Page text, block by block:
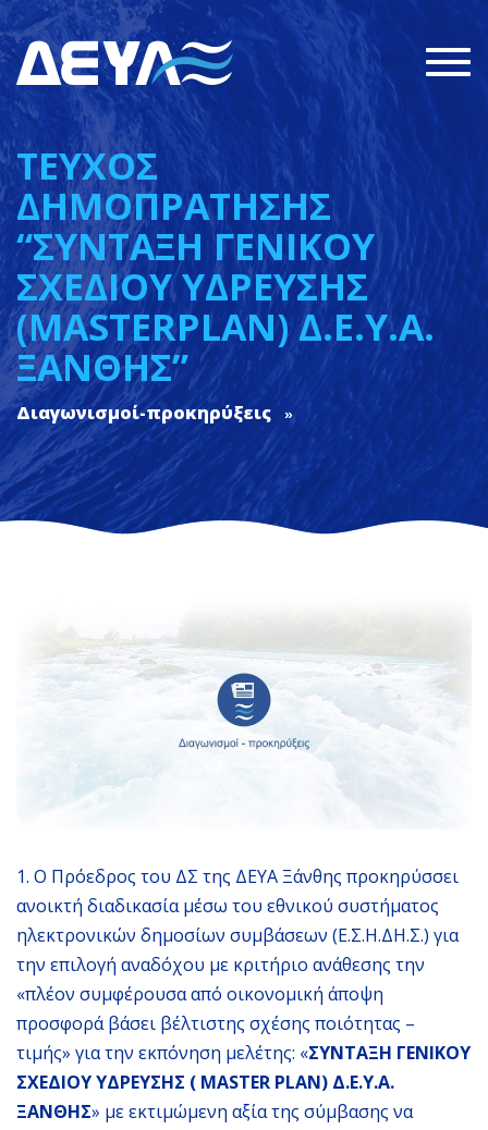
ΤΕΥΧΟΣ
ΔΗΜΟΠΡΑΤΗΣΗΣ
“ΣΥΝΤΑΞΗ ΓΕΝΙΚΟΥ
ΣΧΕΔΙΟΥ ΥΔΡΕΥΣΗΣ
(MASTERPLAN) Δ.Ε.Υ.Α.
ΞΑΝΘΗΣ”
Διαγωνισμοί-προκηρύξεις
1. Ο Πρόεδρος του ΔΣ της ΔΕΥΑ Ξάνθης προκηρύσσει
ανοικτή διαδικασία μέσω του εθνικού συστήματος
ηλεκτρονικών δημοσίων συμβάσεων (Ε.Σ.Η.ΔΗ.Σ.) για
την επιλογή αναδόχου με κριτήριο ανάθεσης την
«πλέον συμφέρουσα από οικονομική άποψη
προσφορά βάσει βέλτιστης σχέσης ποιότητας –
τιμής» για την εκπόνηση μελέτης: «ΣΥΝΤΑΞΗ ΓΕΝΙΚΟΥ
ΣΧΕΔΙΟΥ ΥΔΡΕΥΣΗΣ ( MASTER PLAN) Δ.Ε.Υ.Α.
ΞΑΝΘΗΣ» με εκτιμώμενη αξία της σύμβασης να